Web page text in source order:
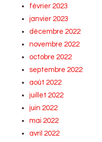
février 2023
janvier 2023
décembre 2022
novembre 2022
octobre 2022
septembre 2022
août 2022
juillet 2022
juin 2022
mai 2022
avril 2022